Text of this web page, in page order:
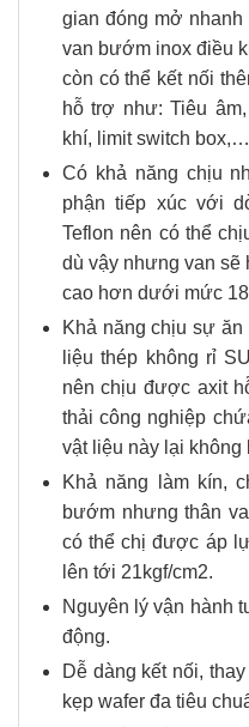
gian đóng mở
van bướm inox điều
còn có thể kết nối
hỗ trợ như: Tiêu
khí, limit switch box,…
Có khả năng chịu
phận tiếp xúc với
Teflon nên có thể
dù vậy nhưng van sẽ
cao hơn dưới mức
Khả năng chịu sự ăn
liệu thép không rỉ
nên chịu được axit
thải công nghiệp
vật liệu này lại
Khả năng làm kín,
bướm nhưng thân
có thể chị được áp
lên tới 21kgf/cm2.
Nguyên lý vận hành
động.
Dễ dàng kết nối,
kẹp wafer đa tiêu